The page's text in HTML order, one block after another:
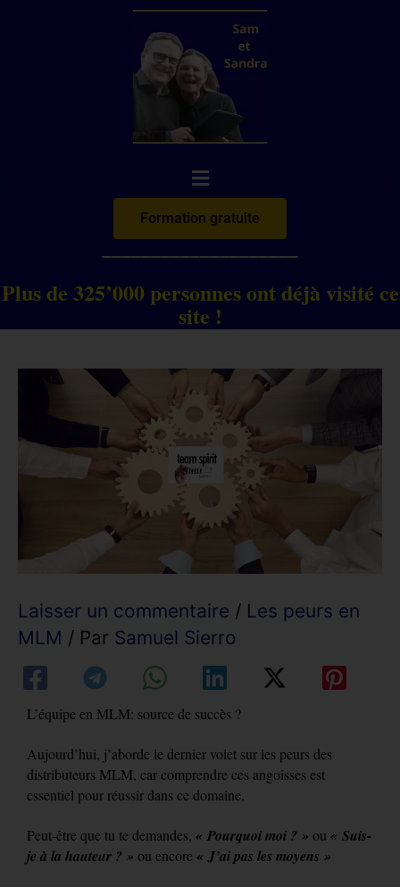
Formation gratuite
Plus de 325’000 personnes ont déjà visité ce
site !
Laisser un commentaire / Les peurs en
MLM / Par Samuel Sierro
L’équipe en MLM: source de succès ?
Aujourd’hui, j’aborde le dernier volet sur les peurs des
distributeurs MLM, car comprendre ces angoisses est
essentiel pour réussir dans ce domaine.
Peut-être que tu te demandes, « Pourquoi moi ? » ou « Suis-
je à la hauteur ? » ou encore « J’ai pas les moyens »